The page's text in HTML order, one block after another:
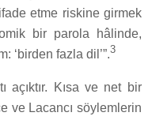
etme riskine girmek
bir parola hâlinde,
‘birden fazla dil’”.3
açıktır. Kısa ve net bir
ve Lacancı söylemlerin